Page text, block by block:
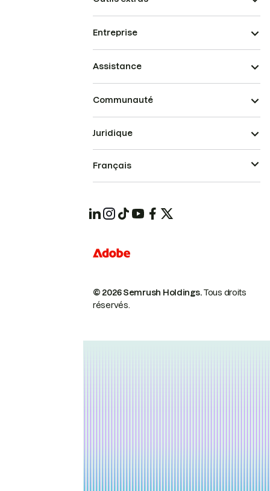
Entreprise
Assistance
Communauté
© 2026 Semrush Holdings.Tous droits
réservés.
Juridique
Français